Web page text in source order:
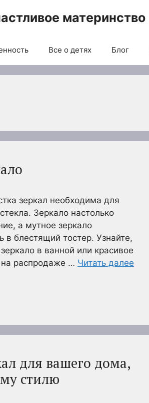
материнство
Все о детях Блог
зеркал необходима для
Зеркало настолько
а мутное зеркало
в блестящий тостер. Узнайте,
в ванной или красивое
на распродаже … Читать далее
для вашего дома,
стилю